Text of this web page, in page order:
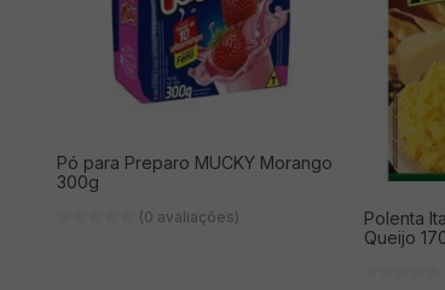
Pó para Preparo MUCKY Morango
300g
(0 avaliações)
Polenta
Queijo